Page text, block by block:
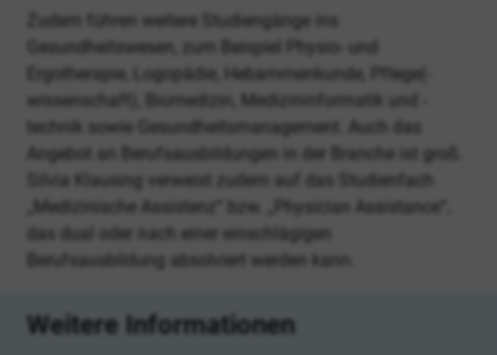
Zudem führen weitere Studiengänge ins
Gesundheitswesen, zum Beispiel Physio- und
Ergotherapie, Logopädie, Hebammenkunde, Pflege(-
wissenschaft), Biomedizin, Medizininformatik und -
technik sowie Gesundheitsmanagement. Auch das
Angebot an Berufsausbildungen in der Branche ist groß.
Silvia Klausing verweist zudem auf das Studienfach
„Medizinische Assistenz“ bzw. „Physician Assistance“,
das dual oder nach einer einschlägigen
Berufsausbildung absolviert werden kann.
Weitere Informationen